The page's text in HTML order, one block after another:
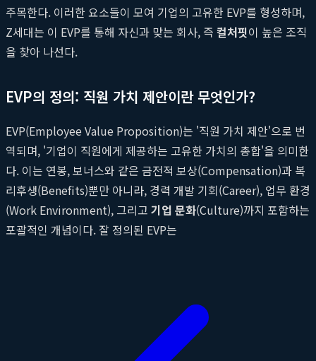
주목한다. 이러한 요소들이 모여 기업의 고유한 EVP를 형성하며,
Z세대는 이 EVP를 통해 자신과 맞는 회사, 즉 컬처핏이 높은 조직
을 찾아 나선다.
EVP의 정의: 직원 가치 제안이란 무엇인가?
EVP(Employee Value Proposition)는 '직원 가치 제안'으로 번
역되며, '기업이 직원에게 제공하는 고유한 가치의 총합'을 의미한
다. 이는 연봉, 보너스와 같은 금전적 보상(Compensation)과 복
리후생(Benefits)뿐만 아니라, 경력 개발 기회(Career), 업무 환경
(Work Environment), 그리고 기업 문화(Culture)까지 포함하는
포괄적인 개념이다. 잘 정의된 EVP는